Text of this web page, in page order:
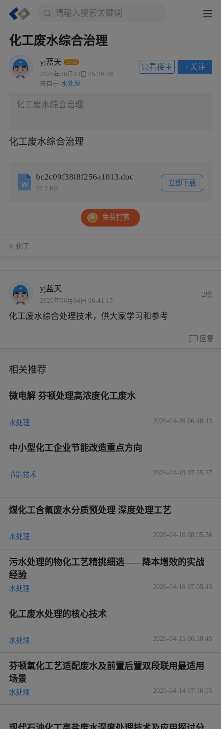
化工废水综合治理
yj蓝天 Lv.16
2026年06月03日 05:39:20
来自于 水处理
+ 关注
只看楼主
化工废水综合治理
化工废水综合治理
bc2c09f38f8f256a1013.doc
21.5 KB
立即下载
免费打赏
化工
yj蓝天
2026年06月04日 06:41:15
2楼
化工废水综合处理技术，供大家学习和参考
回复
相关推荐
微电解 芬顿处理高浓度化工废水
水处理 2026-04-26 06:40:43
中小型化工企业节能改造重点方向
节能技术 2026-04-19 07:25:37
煤化工含氟废水分质预处理 深度处理工艺
水处理 2026-04-18 08:05:56
污水处理的物化工艺精挑细选——降本增效的实战
经验
水处理 2026-04-16 07:05:43
化工废水处理的核心技术
水处理 2026-04-15 06:50:45
芬顿氧化工艺适配废水及前置后置双段联用最适用
场景
水处理 2026-04-14 07:16:55